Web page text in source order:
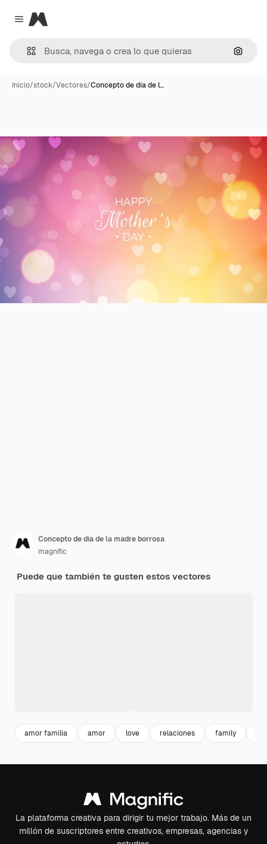
Close menu
Magnific
Inicio/stock/Vectores/Concepto de día de l…
Concepto de día de la madre borrosa
magnific
Puede que también te gusten estos vectores
amor familia amor love relaciones family
La plataforma creativa para dirigir tu mejor trabajo. Más de un
millón de suscriptores entre creativos, empresas, agencias y